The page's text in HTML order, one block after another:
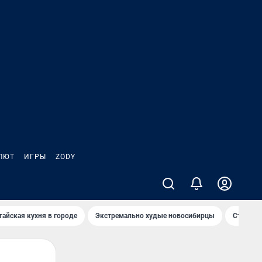
ИГРЫ ZODY
кухня в городе Экстремально худые новосибирцы Старт